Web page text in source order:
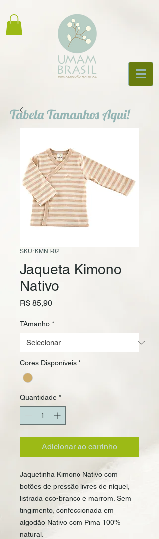
SKU: KMNT-02
Jaqueta Kimono
Nativo
R$ 85,90Preço
TAmanho *
Cores Disponíveis *
Quantidade *
Adicionar ao carrinho
Jaquetinha Kimono Nativo com
botões de pressão livres de níquel,
listrada eco-branco e marrom. Sem
tingimento, confeccionada em
algodão Nativo com Pima 100%
natural.
Tabela Tamanhos Aqui!